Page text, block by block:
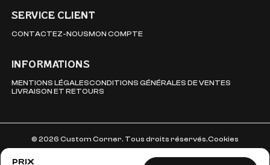
PRIX
SERVICE CLIENT
CONTACTEZ-NOUSMON COMPTE
INFORMATIONS
MENTIONS LÉGALESCONDITIONS GÉNÉRALES DE VENTES
LIVRAISON ET RETOURS
© 2026 Custom Corner. Tous droits réservés.Cookies